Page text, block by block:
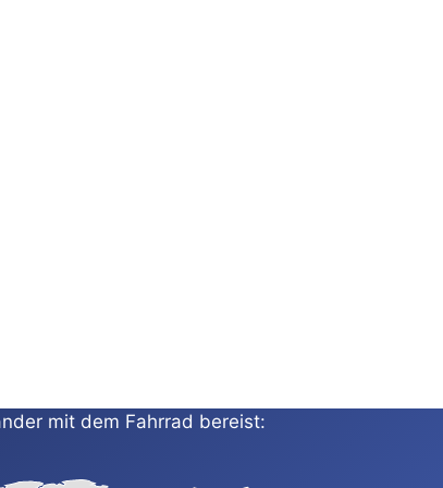
mit dem Fahrrad bereist: